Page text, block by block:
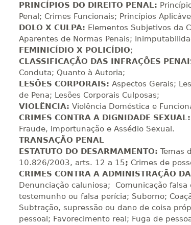
220 H 28dias 90dias
240 H 30dias 90
260 H 33dias 90dias
280 H 35dias 120dias
300 H 38dias 120dias
PRINCÍPIOS DO DIREITO PENAL:
Penal; Crimes Funcionais; Princípios
DOLO X CULPA: Elementos Subjetivos da
Aparentes de Normas Penais;
FEMINICÍDIO X POLICÍDIO;
CLASSIFICAÇÃO DAS INFRAÇÕES
Conduta; Quanto à Autoria;
LESÕES CORPORAIS: Aspectos Gerais;
de Pena; Lesões Corporais Culposas;
VIOLÊNCIA: Violência Doméstica e
CRIMES CONTRA A DIGNIDADE SEXUAL:
Fraude, Importunação e Assédio Sexual.
TRANSAÇÃO PENAL
ESTATUTO DO DESARMAMENTO: Temas
10.826/2003, arts. 12 a 15; Crimes de
CRIMES CONTRA A ADMINISTRAÇÃO
Denunciação caluniosa; Comunicação
testemunho ou falsa perícia; Suborno;
Subtração, supressão ou dano de coisa
pessoal; Favorecimento real; Fuga de